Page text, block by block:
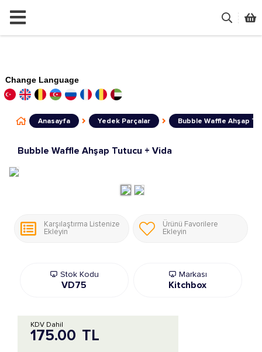
Change Language
Anasayfa Yedek Parçalar Bubble Waffle Ahşap
Bubble Waffle Ahşap Tutucu + Vida
Karşılaştırma Listenize
Ekleyin
Ürünü Favorilere
Ekleyin
Stok Kodu
VD75
Markası
Kitchbox
175.00 TL
KDV Dahil